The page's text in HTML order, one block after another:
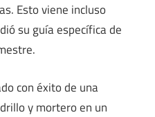
Esto viene incluso
su guía específica de
con éxito de una
y mortero en un